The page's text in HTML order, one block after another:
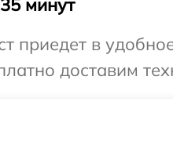
минут
приедет в
доставим